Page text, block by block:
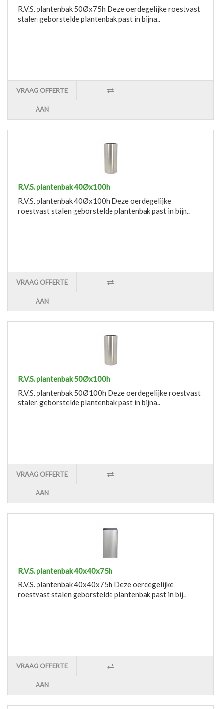
R.V.S. plantenbak 50Øx75h Deze oerdegelijke roestvast
stalen geborstelde plantenbak past in bijna..
VRAAG OFFERTE
AAN
R.V.S. plantenbak 40Øx100h
R.V.S. plantenbak 40Øx100h Deze oerdegelijke
roestvast stalen geborstelde plantenbak past in bijn..
VRAAG OFFERTE
AAN
R.V.S. plantenbak 50Øx100h
R.V.S. plantenbak 50Ø100h Deze oerdegelijke roestvast
stalen geborstelde plantenbak past in bijna..
VRAAG OFFERTE
AAN
R.V.S. plantenbak 40x40x75h
R.V.S. plantenbak 40x40x75h Deze oerdegelijke
roestvast stalen geborstelde plantenbak past in bij..
VRAAG OFFERTE
AAN